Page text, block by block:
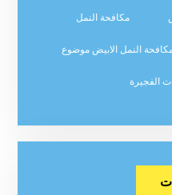
مكافحة النمل
النمل الابيض موضوع
الفجيرة